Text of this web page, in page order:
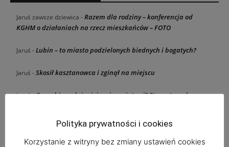
Jaruś zawsze dziewica -Razem dla rodziny – konferencja od
KGHM o działaniach na rzecz mieszkańców – FOTO
Jaruś -Lubin – to miasto podzielonych biednych i bogatych?
Jaruś -Skosił kasztanowca i zginął na miejscu
Jaruś-Co zrobią radni miejscy i powiatowi? Staną twardo po
Co zrobią radni miejscy i powiatowi? Staną twardo po
stronie UE?
Polityka prywatności i cookies
Korzystanie z witryny bez zmiany ustawień cookies